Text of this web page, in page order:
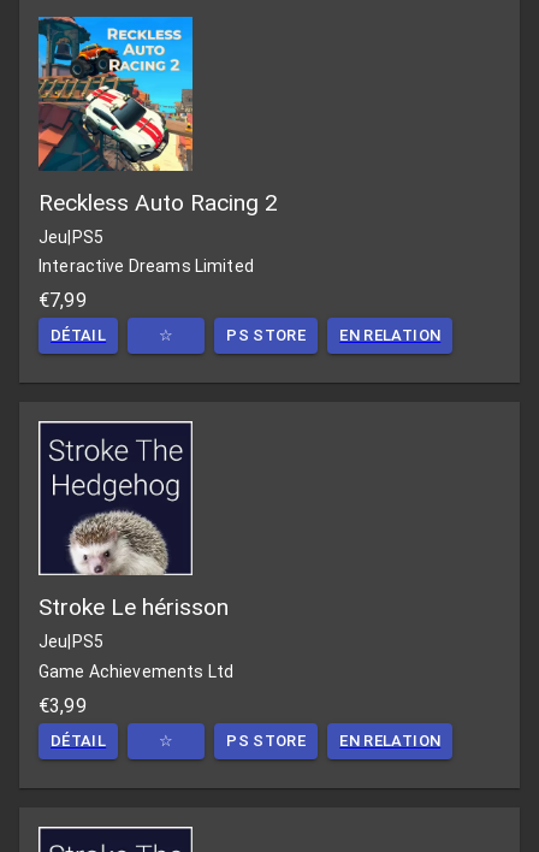
Reckless Auto Racing 2
Jeu|PS5
Interactive Dreams Limited
€7,99
DÉTAIL ☆ PS STORE EN RELATION
Stroke Le hérisson
Jeu PS5
Game Achievements Ltd
€3,99
DÉTAIL ☆ PS STORE EN RELATION